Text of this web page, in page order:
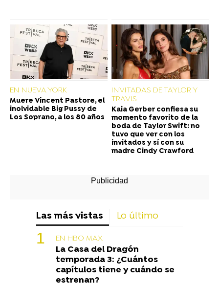
EN NUEVA YORK
Muere Vincent Pastore, el
inolvidable Big Pussy de
Los Soprano, a los 80 años
INVITADAS DE TAYLOR Y
TRAVIS
Kaia Gerber confiesa su
momento favorito de la
boda de Taylor Swift: no
tuvo que ver con los
invitados y sí con su
madre Cindy Crawford
Las más vistas Lo último
EN HBO MAX
La Casa del Dragón
temporada 3: ¿Cuántos
capítulos tiene y cuándo se
estrenan?